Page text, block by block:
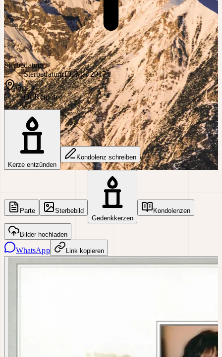
Sterbedatum
Sterbedatum10. Mai 2017
Ort
OrtKematen
Kerze entzünden
Kondolenz schreiben
Parte
Sterbebild
Gedenkkerzen
Kondolenzen
Bilder hochladen
WhatsApp Link kopieren